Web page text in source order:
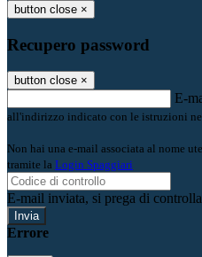
button close ×
Recupero password
button close ×
E-
all'indirizzo indicato con le istruzioni
Non hai una e-mail associata al nome
tramite la Login Spaggiari
E-mail inviata, si prega di
Errore